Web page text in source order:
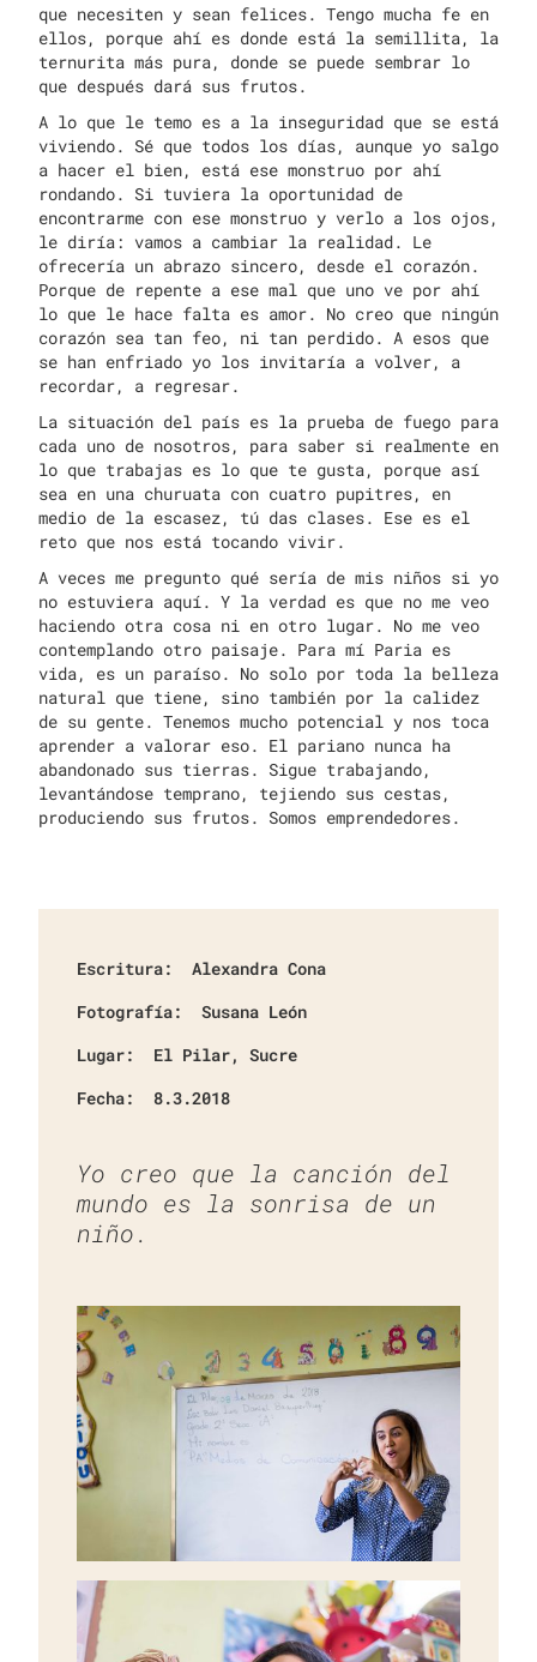
que necesiten y sean felices. Tengo mucha fe en
ellos, porque ahí es donde está la semillita, la
ternurita más pura, donde se puede sembrar lo
que después dará sus frutos.
A lo que le temo es a la inseguridad que se está
viviendo. Sé que todos los días, aunque yo salgo
a hacer el bien, está ese monstruo por ahí
rondando. Si tuviera la oportunidad de
encontrarme con ese monstruo y verlo a los ojos,
le diría: vamos a cambiar la realidad. Le
ofrecería un abrazo sincero, desde el corazón.
Porque de repente a ese mal que uno ve por ahí
lo que le hace falta es amor. No creo que ningún
corazón sea tan feo, ni tan perdido. A esos que
se han enfriado yo los invitaría a volver, a
recordar, a regresar.
La situación del país es la prueba de fuego para
cada uno de nosotros, para saber si realmente en
lo que trabajas es lo que te gusta, porque así
sea en una churuata con cuatro pupitres, en
medio de la escasez, tú das clases. Ese es el
reto que nos está tocando vivir.
A veces me pregunto qué sería de mis niños si yo
no estuviera aquí. Y la verdad es que no me veo
haciendo otra cosa ni en otro lugar. No me veo
contemplando otro paisaje. Para mí Paria es
vida, es un paraíso. No solo por toda la belleza
natural que tiene, sino también por la calidez
de su gente. Tenemos mucho potencial y nos toca
aprender a valorar eso. El pariano nunca ha
abandonado sus tierras. Sigue trabajando,
levantándose temprano, tejiendo sus cestas,
produciendo sus frutos. Somos emprendedores.
Escritura:
Alexandra Cona
Fotografía:
Susana León
Lugar:
El Pilar, Sucre
Fecha:
8.3.2018
Yo creo que la canción del
mundo es la sonrisa de un
niño.